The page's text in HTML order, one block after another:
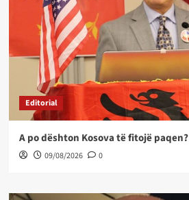
Editorial
A po dështon Kosova të fitojë paqen?
09/08/2026 0